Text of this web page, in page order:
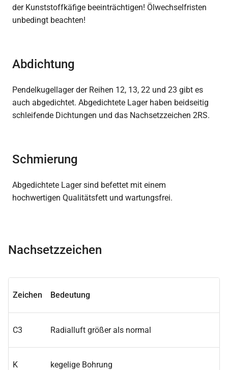
der Kunststoffkäfige beeinträchtigen! Ölwechselfristen
unbedingt beachten!
Abdichtung
Pendelkugellager der Reihen 12, 13, 22 und 23 gibt es
auch abgedichtet. Abgedichtete Lager haben beidseitig
schleifende Dichtungen und das Nachsetzzeichen 2RS.
Schmierung
Abgedichtete Lager sind befettet mit einem
hochwertigen Qualitätsfett und wartungsfrei.
Nachsetzzeichen
Zeichen Bedeutung
C3 Radialluft größer als normal
K kegelige Bohrung